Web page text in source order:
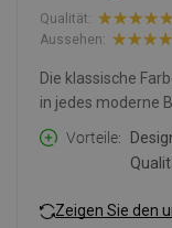
Qualität:
Aussehen:
Die klassische
in jedes moderne
Vorteile
Zeigen Sie den